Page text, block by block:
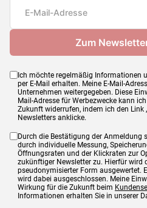
Ich möchte regelmäßig Informationen
per E-Mail erhalten. Meine E-Mail-
Unternehmen weitergegeben. Diese
Mail-Adresse für Werbezwecke kann
Zukunft widerrufen, indem ich den Link
Newsletters anklicke.
Durch die Bestätigung der
durch individuelle Messung,
Öffnungsraten und der Klickraten zur
zukünftiger Newsletter zu. Hierfür wird
pseudonymisierter Form ausgewertet.
wird dabei ausgeschlossen. Meine
Wirkung für die Zukunft beim
Informationen erhalten Sie in unserer